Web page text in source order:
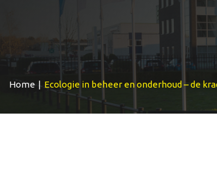
Home | Ecologie in beheer en onderhoud – de